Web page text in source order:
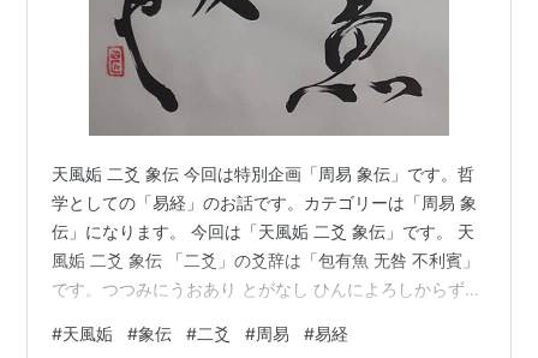
天風姤 二爻 象伝 今回は特別企画「周易 象伝」です。哲
学としての「易経」のお話です。カテゴリーは「周易 象
伝」になります。 今回は「天風姤 二爻 象伝」です。 天
風姤 二爻 象伝 「二爻」の爻辞は「包有魚 无咎 不利賓」
です。つつみにうおあり とがなし ひんによろしからず。
にうおありとは ぎとしてひんにおよばざるなり。 「天風
#天風姤 #象伝 #二爻 #周易 #易経